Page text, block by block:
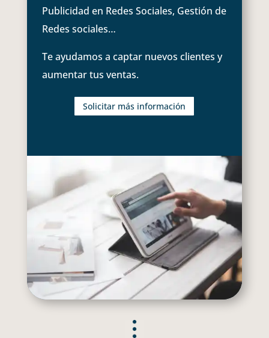
Publicidad en Redes Sociales, Gestión de
Redes sociales…
Te ayudamos a captar nuevos clientes y
aumentar tus ventas.
Solicitar más información